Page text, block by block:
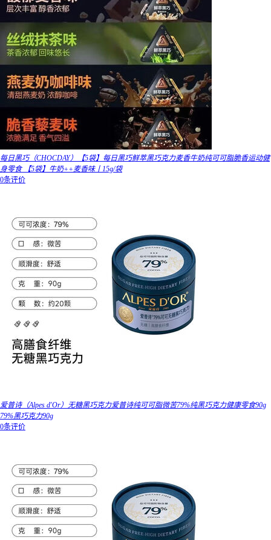
每日黑巧（CHOCDAY）【5袋】每日黑巧鲜萃黑巧克力麦香牛奶纯可可脂脆香运动健
身零食 【5袋】牛奶++麦香味丨15g/袋
0条评价
爱普诗（Alpes d'Or）无糖黑巧克力爱普诗纯可可脂微苦79%纯黑巧克力健康零食90g
79%黑巧克力90g
0条评价